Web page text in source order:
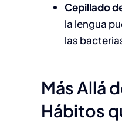
Cepillado
la lengua
las
Más Allá
Hábitos